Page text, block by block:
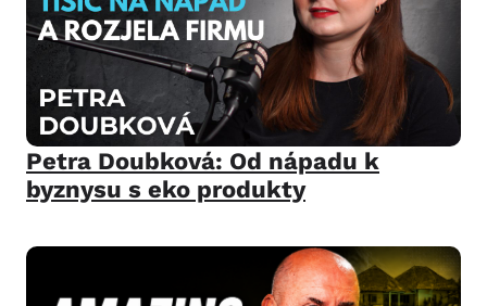
Petra Doubková: Od nápadu k
byznysu s eko produkty